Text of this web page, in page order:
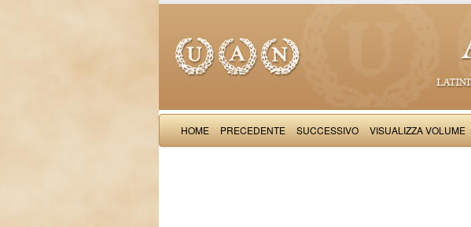
HOME PRECEDENTE SUCCESSIVO VISUALIZZA VOLUME